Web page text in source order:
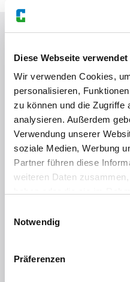
Diese Webseite
Wir verwenden Cookies,
personalisieren,
zu können und die Zugriffe
analysieren. Außerdem
Verwendung unserer
soziale Medien, Werbung
Partner führen diese
weiteren Daten
Notwendig
Präferenzen
Beim
RHEOBOND